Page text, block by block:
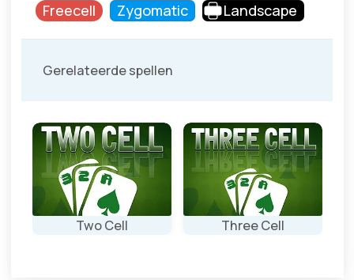
Freecell Zygomatic Landscape
Gerelateerde spellen
Two Cell Three Cell